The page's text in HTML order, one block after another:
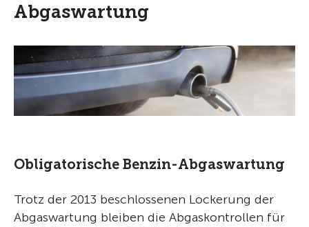
Abgaswartung
Obligatorische Benzin-Abgaswartung
Trotz der 2013 beschlossenen Lockerung der
Abgaswartung bleiben die Abgaskontrollen für